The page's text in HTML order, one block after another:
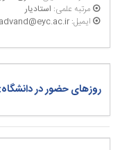
مرتبه علمی: استادیار
ایمیل:
روزهای حضور در دانشگاه: